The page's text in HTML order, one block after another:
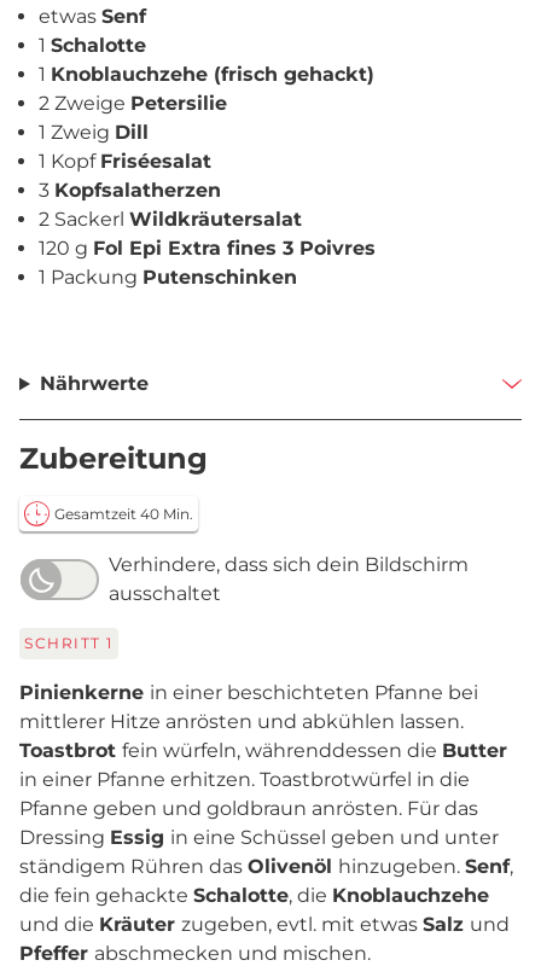
etwas Senf
1 Schalotte
1 Knoblauchzehe (frisch gehackt)
2 Zweige Petersilie
1 Zweig Dill
1 Kopf Friséesalat
3 Kopfsalatherzen
2 Sackerl Wildkräutersalat
120 g Fol Epi Extra fines 3 Poivres
1 Packung Putenschinken
Nährwerte
Zubereitung
Gesamtzeit 40 Min.
Verhindere, dass sich dein Bildschirm
ausschaltet
SCHRITT 1
Pinienkerne in einer beschichteten Pfanne bei
mittlerer Hitze anrösten und abkühlen lassen.
Toastbrot fein würfeln, währenddessen die Butter
in einer Pfanne erhitzen. Toastbrotwürfel in die
Pfanne geben und goldbraun anrösten. Für das
Dressing Essig in eine Schüssel geben und unter
ständigem Rühren das Olivenöl hinzugeben. Senf,
die fein gehackte Schalotte, die Knoblauchzehe
und die Kräuter zugeben, evtl. mit etwas Salz und
Pfeffer abschmecken und mischen.